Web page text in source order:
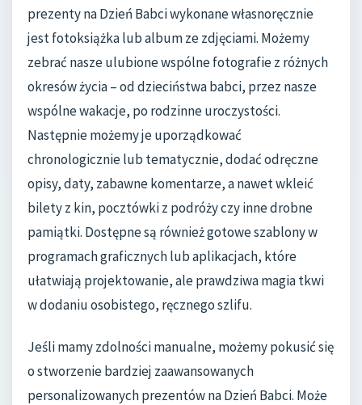
prezenty na Dzień Babci wykonane własnoręcznie
jest fotoksiążka lub album ze zdjęciami. Możemy
zebrać nasze ulubione wspólne fotografie z różnych
okresów życia – od dzieciństwa babci, przez nasze
wspólne wakacje, po rodzinne uroczystości.
Następnie możemy je uporządkować
chronologicznie lub tematycznie, dodać odręczne
opisy, daty, zabawne komentarze, a nawet wkleić
bilety z kin, pocztówki z podróży czy inne drobne
pamiątki. Dostępne są również gotowe szablony w
programach graficznych lub aplikacjach, które
ułatwiają projektowanie, ale prawdziwa magia tkwi
w dodaniu osobistego, ręcznego szlifu.
Jeśli mamy zdolności manualne, możemy pokusić się
o stworzenie bardziej zaawansowanych
personalizowanych prezentów na Dzień Babci. Może